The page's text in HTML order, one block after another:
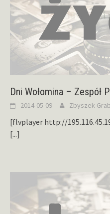
Dni Wołomina – Zespół
2014-05-09 Zbyszek
[flvplayer http://
[...]